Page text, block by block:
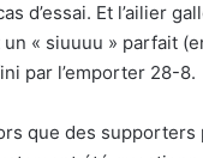
d’essai. Et l’ailier
« siuuuu » parfait
par l’emporter 28-8.
que des